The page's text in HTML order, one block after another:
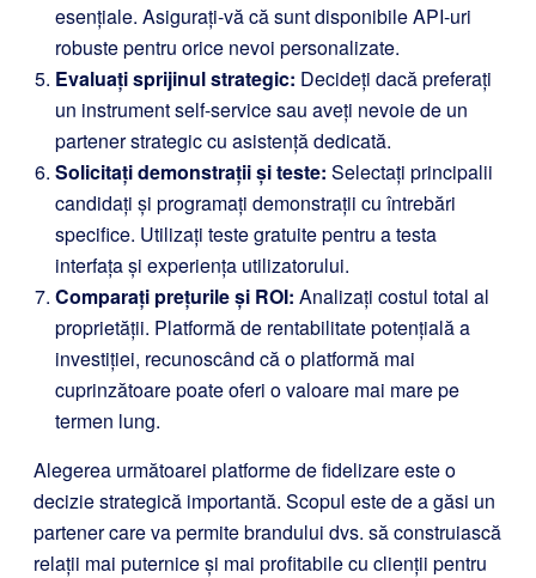
esențiale. Asigurați-vă că sunt disponibile API-uri
robuste pentru orice nevoi personalizate.
Evaluați sprijinul strategic: Decideți dacă preferați
un instrument self-service sau aveți nevoie de un
partener strategic cu asistență dedicată.
Solicitați demonstrații și teste: Selectați principalii
candidați și programați demonstrații cu întrebări
specifice. Utilizați teste gratuite pentru a testa
interfața și experiența utilizatorului.
Comparați prețurile și ROI: Analizați costul total al
proprietății. Platformă de rentabilitate potențială a
investiției, recunoscând că o platformă mai
cuprinzătoare poate oferi o valoare mai mare pe
termen lung.
Alegerea următoarei platforme de fidelizare este o
decizie strategică importantă. Scopul este de a găsi un
partener care va permite brandului dvs. să construiască
relații mai puternice și mai profitabile cu clienții pentru